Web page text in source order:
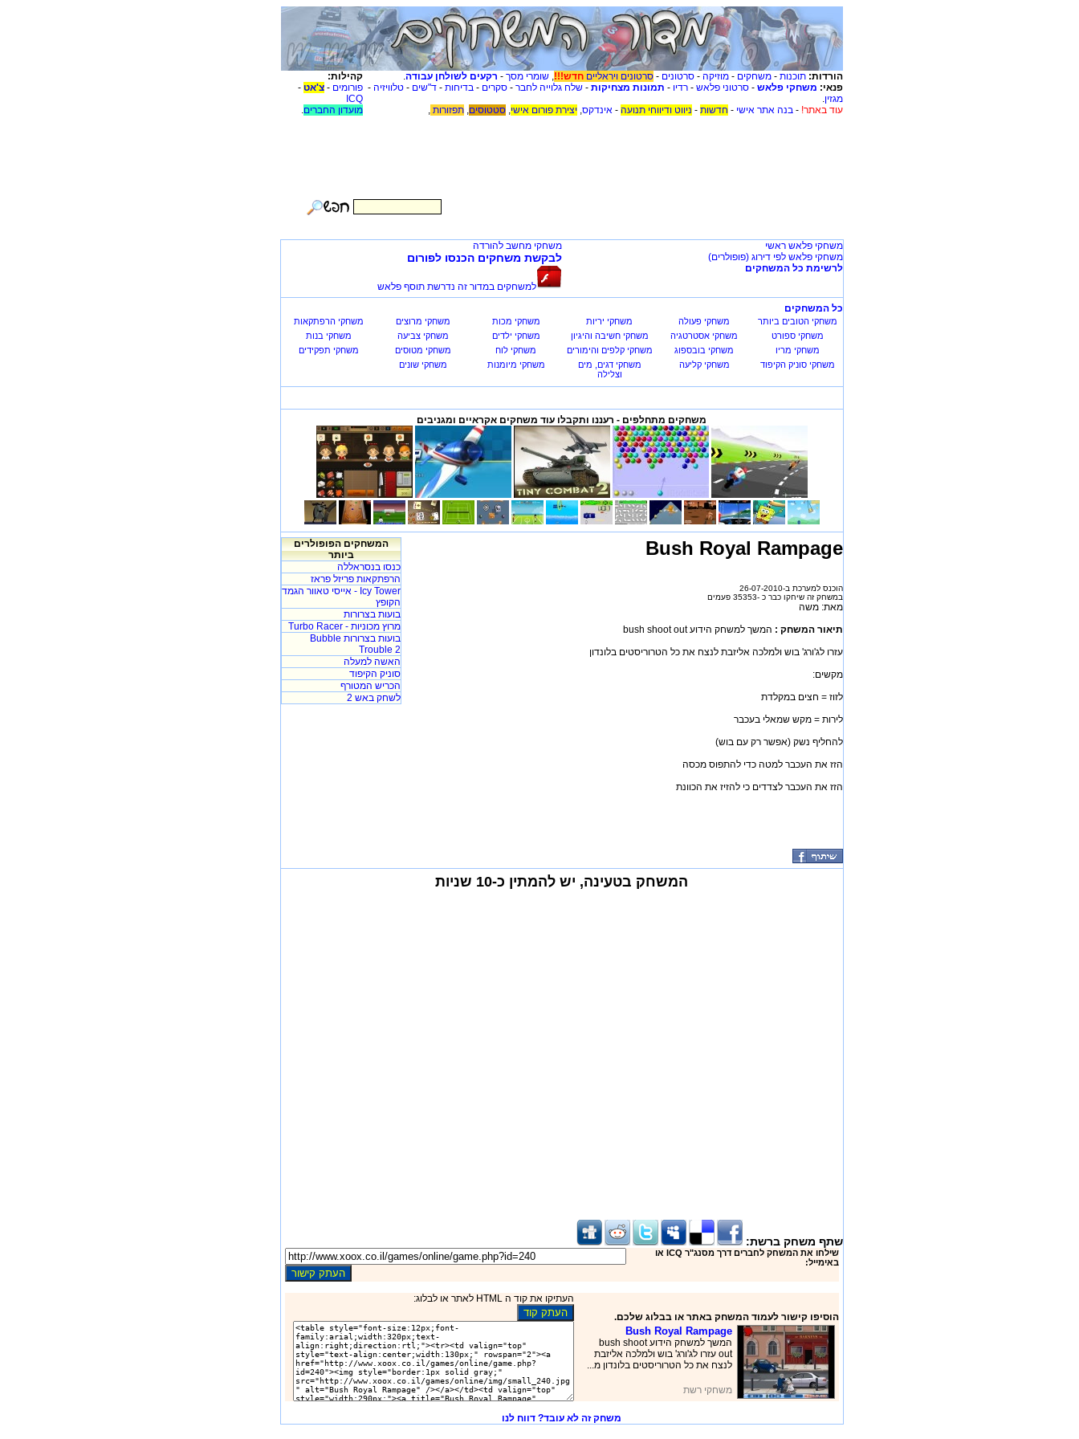
הורדות: תוכנות -משחקים -מוזיקה -סרטונים -סרטונים ויראלייםחדש!!!,שומרי מסך - רקעים לשולחן עבודה.
פנאי: משחקי פלאש -סרטוני פלאש -רדיו - תמונות מצחיקות -שלח גלוייה לחבר -סקרים -בדיחות -ד"שים -טלוויזיה -
מגזין.
עוד באתר! -בנה אתר אישי - חדשות - ניווט ודיווחי תנועה -אינדקס,יצירת פורום אישי,סטטוסים,תפזורות,
קהילות:
פורומים -צ'אט -
ICQ
מועדון החברים.
משחקי פלאש ראשי
משחקי פלאש לפי דירוג (פופולרים)
לרשימת כל המשחקים
משחקי מחשב להורדה
לבקשת משחקים הכנסו לפורום
למשחקים במדור זה נדרשת תוסף פלאש
כל המשחקים
משחקי הטובים ביותר משחקי פעולה משחקי יריות משחקי מכות משחקי מרוצים
משחקי הרפתקאות
משחקי ספורט
משחקי אסטרטגיה משחקי חשיבה והיגיון משחקי ילדים משחקי צביעה
משחקי בנות
משחקי מריו
משחקי בובספוג משחקי קלפים והימורים משחקי לוח משחקי מטוסים
משחקי תפקידים
משחקי סוניק הקיפוד
משחקי קליעה
משחקי דגים, מים
וצלילה
משחקי מיומנות משחקי שונים
משחקים מתחלפים - רעננו ותקבלו עוד משחקים אקראיים ומגניבים
Bush Royal Rampage
הוכנס למערכת ב-26-07-2010
במשחק זה שיחקו כבר כ -35353 פעמים
מאת: משה
תיאור המשחק : המשך למשחק הידוע bush shoot out
עזרו לג'ורג' בוש ולמלכה אליזבת לנצח את כל הטרוריסטים בלונדון
מקשים:
לזוז = חצים במקלדת
לירות = מקש שמאלי בעכבר
להחליף נשק (אפשר רק עם בוש)
הזז את העכבר למטה כדי להתפוס מכסה
הזז את העכבר לצדדים כי להזיז את הכוונת
המשחקים הפופולרים
ביותר
כנסו בנסראללה
הרפתקאות פריזל פראז
Icy Tower - אייסי טאוור הגמד
הקופץ
בועות בצרורות
מרוץ מכוניות - Turbo Racer
בועות בצרורות Bubble
Trouble 2
האשה למעלה
סוניק הקיפוד
הכריש המטורף
לשחק באש 2
המשחק בטעינה, יש להמתין כ-10 שניות
שתף משחק ברשת:
שילחו את המשחק לחברים דרך מסנג"ר ICQ או
באימייל:
הוסיפו קישור לעמוד המשחק באתר או בבלוג שלכם.
Bush Royal Rampage
המשך למשחק הידוע bush shoot
out עזרו לג'ורג' בוש ולמלכה אליזבת
לנצח את כל הטרוריסטים בלונדון מ...
משחקי רשת
העתיקו את קוד ה HTML לאתר או לבלוג:
משחק זה לא עובד? דווח לנו